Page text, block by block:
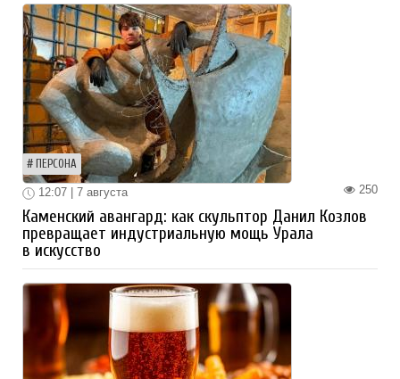
ПЕРСОНА
250
12:07 | 7 августа
Каменский авангард: как скульптор Данил Козлов
превращает индустриальную мощь Урала
в искусство